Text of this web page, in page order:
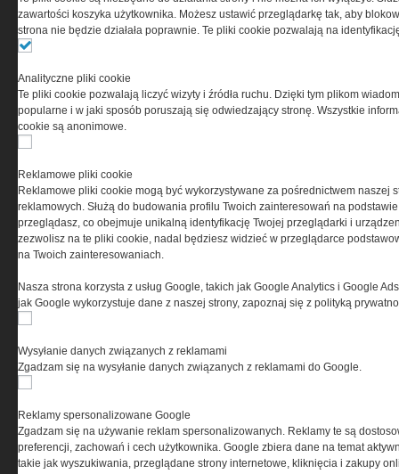
Ta witryna wykorzystuje pliki cookies do przechowywania
informacji na Twoim komputerze. Pliki cookies stosujemy
w celu świadczenia usług na najwyższym poziomie,
cookies oznacza, że będą one zamieszczane w Twoim
urządzeniu końcowym. W każdym momencie możesz
dokonać zmiany ustawień przeglądarki dotyczących
cookies. Nim Państwo zaczną korzystać z naszego
serwisu prosimy o zapoznanie się z naszą polityką
prywatnościorazinformacją o cookies
Spółka komandytowa, nr KRS: 0000537655. Wszelkie prawa, w tym Autora,
Wydawcy i Producenta bazy danych zastrzeżone. Jakiekolwiek dalsze
rozpowszechnianie artykułów zabronione. Korzystanie z serwisu i
zamieszczonych w nim utworów i danych wyłącznie na zasadach określonych w
Zasadach korzystania z serwisu.
Special-Ops
zawartości koszyka użytkownika. Możesz ustawić przeglądarkę tak, aby
strona nie będzie działała poprawnie. Te pliki cookie pozwalają na
Analityczne pliki cookie
Te pliki cookie pozwalają liczyć wizyty i źródła ruchu. Dzięki tym plikom
popularne i w jaki sposób poruszają się odwiedzający stronę. Wszystkie
cookie są anonimowe.
Reklamowe pliki cookie
Reklamowe pliki cookie mogą być wykorzystywane za pośrednictwem naszej
reklamowych. Służą do budowania profilu Twoich zainteresowań na
przeglądasz, co obejmuje unikalną identyfikację Twojej przeglądarki i
zezwolisz na te pliki cookie, nadal będziesz widzieć w przeglądarce
na Twoich zainteresowaniach.
Nasza strona korzysta z usług Google, takich jak Google Analytics i Google
jak Google wykorzystuje dane z naszej strony, zapoznaj się z polityką
Wysyłanie danych związanych z reklamami
Zgadzam się na wysyłanie danych związanych z reklamami do Google.
Reklamy spersonalizowane Google
Zgadzam się na używanie reklam spersonalizowanych. Reklamy te są
preferencji, zachowań i cech użytkownika. Google zbiera dane na temat
takie jak wyszukiwania, przeglądane strony internetowe, kliknięcia i zakupy